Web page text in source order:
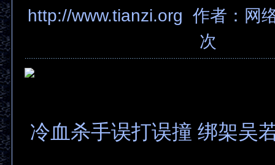
http://www.tianzi.org 作者：网
次
冷血杀手误打误撞 绑架吴